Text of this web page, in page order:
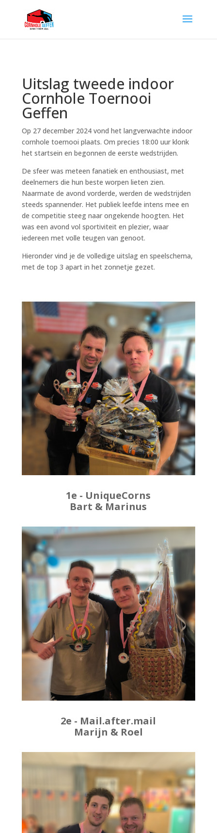
Uitslag tweede indoor
Cornhole Toernooi
Geffen
Op 27 december 2024 vond het langverwachte indoor
cornhole toernooi plaats. Om precies 18:00 uur klonk
het startsein en begonnen de eerste wedstrijden.
De sfeer was meteen fanatiek en enthousiast, met
deelnemers die hun beste worpen lieten zien.
Naarmate de avond vorderde, werden de wedstrijden
steeds spannender. Het publiek leefde intens mee en
de competitie steeg naar ongekende hoogten. Het
was een avond vol sportiviteit en plezier, waar
iedereen met volle teugen van genoot.
Hieronder vind je de volledige uitslag en speelschema,
met de top 3 apart in het zonnetje gezet.
1e - UniqueCorns
Bart & Marinus
2e - Mail.after.mail
Marijn & Roel